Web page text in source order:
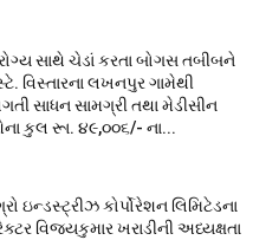
સાથે ચેડાં કરતા બોગસ તબીબને
વિસ્તારના લખનપુર ગામેથી
સાધન સામગ્રી તથા મેડીસીન
કુલ રૂા. ૪૯,૦૦૬/- ના...
ઇન્ડસ્ટ્રીઝ કોર્પોરેશન લિમિટેડના
વિજયકુમાર ખરાડીની અધ્યક્ષતા